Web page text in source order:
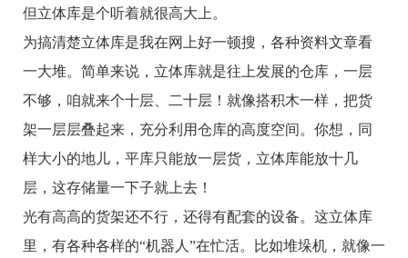
但立体库是个听着就很高大上。
为搞清楚立体库是我在网上好一顿搜，各种资料文章看
一大堆。简单来说，立体库就是往上发展的仓库，一层
不够，咱就来个十层、二十层！就像搭积木一样，把货
架一层层叠起来，充分利用仓库的高度空间。你想，同
样大小的地儿，平库只能放一层货，立体库能放十几
层，这存储量一下子就上去！
光有高高的货架还不行，还得有配套的设备。这立体库
里，有各种各样的“机器人”在忙活。比如堆垛机，就像一